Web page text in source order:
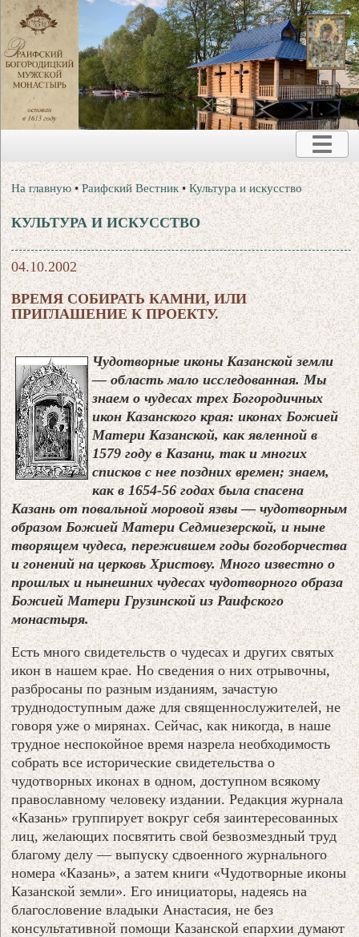
На главную •Раифский Вестник •Культура и искусство
КУЛЬТУРА И ИСКУССТВО
04.10.2002
ВРЕМЯ СОБИРАТЬ КАМНИ, ИЛИ
ПРИГЛАШЕНИЕ К ПРОЕКТУ.
Чудотворные иконы Казанской земли
— область мало исследованная. Мы
знаем о чудесах трех Богородичных
икон Казанского края: иконах Божией
Матери Казанской, как явленной в
1579 году в Казани, так и многих
списков с нее поздних времен; знаем,
как в 1654-56 годах была спасена
Казань от повальной моровой язвы — чудотворным
образом Божией Матери Седмиезерской, и ныне
творящем чудеса, пережившем годы богоборчества
и гонений на церковь Христову. Много известно о
прошлых и нынешних чудесах чудотворного образа
Божией Матери Грузинской из Раифского
монастыря.
Есть много свидетельств о чудесах и других святых
икон в нашем крае. Но сведения о них отрывочны,
разбросаны по разным изданиям, зачастую
труднодоступным даже для священнослужителей, не
говоря уже о мирянах. Сейчас, как никогда, в наше
трудное неспокойное время назрела необходимость
собрать все исторические свидетельства о
чудотворных иконах в одном, доступном всякому
православному человеку издании. Редакция журнала
«Казань» группирует вокруг себя заинтересованных
лиц, желающих посвятить свой безвозмездный труд
благому делу — выпуску сдвоенного журнального
номера «Казань», а затем книги «Чудотворные иконы
Казанской земли». Его инициаторы, надеясь на
благословение владыки Анастасия, не без
консультативной помощи Казанской епархии думают